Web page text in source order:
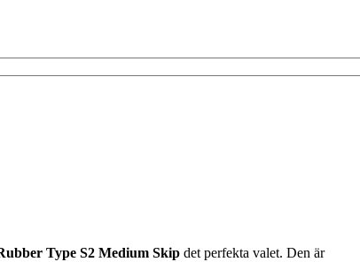
Type S2 Medium Skip det perfekta valet. Den är